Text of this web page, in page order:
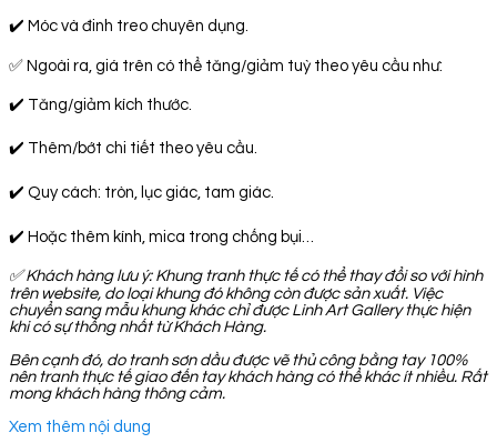
✔️ Móc và đinh treo chuyên dụng.
✅ Ngoài ra, giá trên có thể tăng/giảm tuỳ theo yêu cầu như:
✔️ Tăng/giảm kích thước.
✔️ Thêm/bớt chi tiết theo yêu cầu.
✔️ Quy cách: tròn, lục giác, tam giác.
✔️ Hoặc thêm kính, mica trong chống bụi…
✅Khách hàng lưu ý: Khung tranh thực tế có thể thay đổi so với hình
trên website, do loại khung đó không còn được sản xuất. Việc
chuyển sang mẫu khung khác chỉ được Linh Art Gallery thực hiện
khi có sự thống nhất từ Khách Hàng.
Bên cạnh đó, do tranh sơn dầu được vẽ thủ công bằng tay 100%
nên tranh thực tế giao đến tay khách hàng có thể khác ít nhiều. Rất
mong khách hàng thông cảm.
Xem thêm nội dung